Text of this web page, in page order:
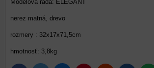
Modelová rada: ELEGANT
nerez matná, drevo
rozmery : 32x17x71,5cm
hmotnosť: 3,8kg